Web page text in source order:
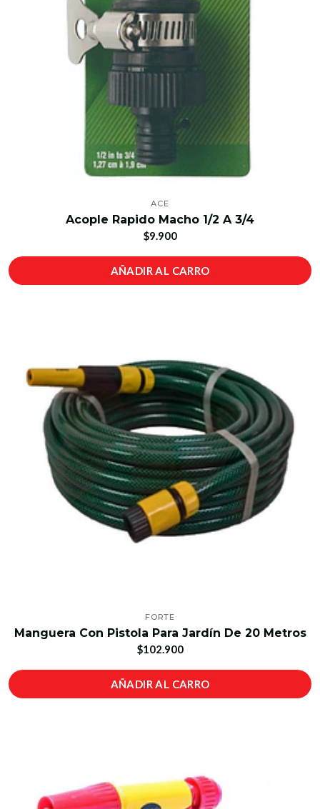
ACE
Acople Rapido Macho 1/2 A 3/4
$9.900
AÑADIR AL CARRO
FORTE
Manguera Con Pistola Para Jardín De 20 Metros
$102.900
AÑADIR AL CARRO